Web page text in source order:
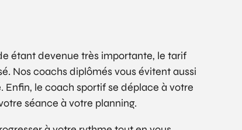
étant devenue très importante, le tarif
Nos coachs diplômés vous évitent aussi
le coach sportif se déplace à votre
séance à votre planning.